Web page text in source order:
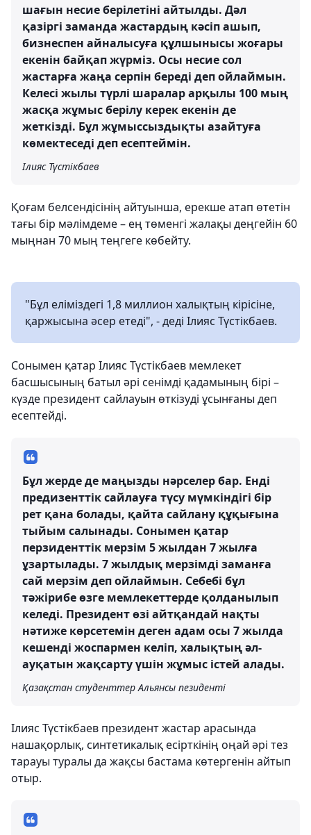
шағын несие берілетіні айтылды. Дәл
қазіргі заманда жастардың кәсіп ашып,
бизнеспен айналысуға құлшынысы жоғары
екенін байқап жүрміз. Осы несие сол
жастарға жаңа серпін береді деп ойлаймын.
Келесі жылы түрлі шаралар арқылы 100 мың
жасқа жұмыс берілу керек екенін де
жеткізді. Бұл жұмыссыздықты азайтуға
көмектеседі деп есептеймін.
Ілияс Түстікбаев
Қоғам белсендісінің айтуынша, ерекше атап өтетін
тағы бір мәлімдеме – ең төменгі жалақы деңгейін 60
мыңнан 70 мың теңгеге көбейту.
"Бұл еліміздегі 1,8 миллион халықтың кірісіне,
қаржысына әсер етеді", - деді Ілияс Түстікбаев.
Сонымен қатар Ілияс Түстікбаев мемлекет
басшысының батыл әрі сенімді қадамының бірі –
күзде президент сайлауын өткізуді ұсынғаны деп
есептейді.
Бұл жерде де маңызды нәрселер бар. Енді
предизенттік сайлауға түсу мүмкіндігі бір
рет қана болады, қайта сайлану құқығына
тыйым салынады. Сонымен қатар
перзиденттік мерзім 5 жылдан 7 жылға
ұзартылады. 7 жылдық мерзімді заманға
сай мерзім деп ойлаймын. Себебі бұл
тәжірибе өзге мемлекеттерде қолданылып
келеді. Президент өзі айтқандай нақты
нәтиже көрсетемін деген адам осы 7 жылда
кешенді жоспармен келіп, халықтың әл-
ауқатын жақсарту үшін жұмыс істей алады.
Қазақстан студенттер Альянсы пезиденті
Ілияс Түстікбаев президент жастар арасында
нашақорлық, синтетикалық есірткінің оңай әрі тез
тарауы туралы да жақсы бастама көтергенін айтып
отыр.